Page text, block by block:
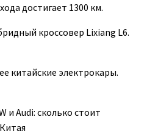
достигает 1300 км.
кроссовер Lixiang L6.
китайские электрокары.
и Audi: сколько стоит